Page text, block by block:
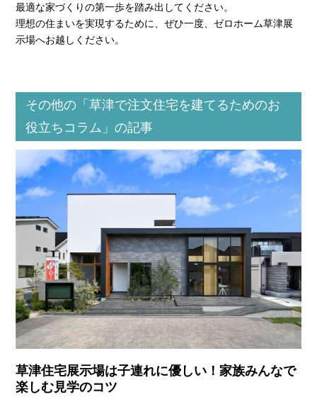
最適な家づくりの第一歩を踏み出してください。
理想の住まいを実現するために、ぜひ一度、ゼロホーム草津展
示場へお越しください。
その他の「草津で注文住宅を建てるためのお
役立ちコラム」の記事
草津住宅展示場は子連れに優しい！家族みんなで
楽しむ見学のコツ